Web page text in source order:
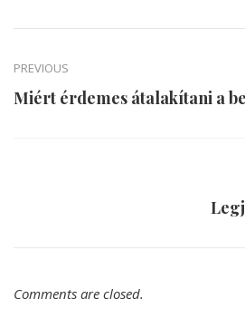
PREVIOUS
Miért érdemes átalakítani a
Comments are closed.